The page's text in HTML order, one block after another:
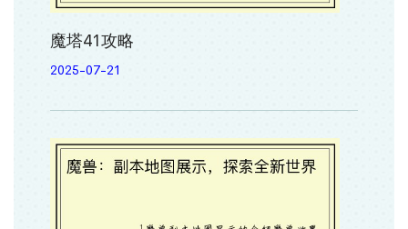
魔塔41攻略
2025-07-21